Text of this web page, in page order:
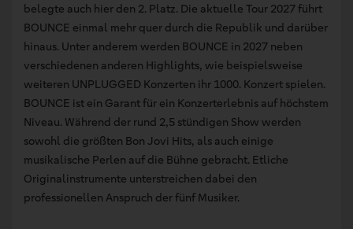
belegte auch hier den 2. Platz. Die aktuelle Tour 2027 führt
BOUNCE einmal mehr quer durch die Republik und darüber
hinaus. Unter anderem werden BOUNCE in 2027 neben
verschiedenen anderen Highlights, wie beispielsweise
weiteren UNPLUGGED Konzerten ihr 1000. Konzert spielen.
BOUNCE ist ein Garant für ein Konzerterlebnis auf höchstem
Niveau. Während der rund 2,5 stündigen Show werden
sowohl die größten Bon Jovi Hits, als auch einige
musikalische Perlen auf die Bühne gebracht. Etliche
Originalinstrumente unterstreichen dabei den
professionellen Anspruch der fünf Musiker.